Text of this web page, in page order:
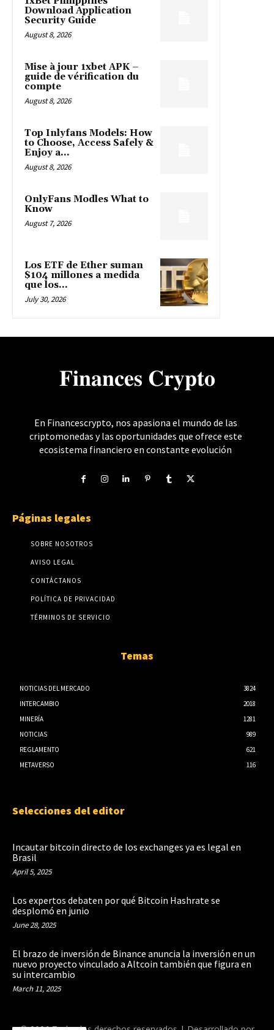
Download Application
Security Guide
August 8, 2026
Mise à jour 1xbet APK –
guide de vérification du
compte
August 8, 2026
Top Inlyfans Models: How
to Choose, Access Safely &
Enjoy a...
August 8, 2026
OnlyFans Modles What to
Know
August 7, 2026
Los ETF de Ether suman
$104 millones a medida
que los...
July 30, 2026
𝐅𝐢𝐧𝐚𝐧𝐜𝐞𝐬 𝐂𝐫𝐲𝐩𝐭𝐨
En Financescrypto, nos apasiona el mundo de las
criptomonedas y las oportunidades que ofrece este
ecosistema financiero en constante evolución
Páginas legales
SOBRE NOSOTROS
AVISO LEGAL
CONTÁCTANOS
POLÍTICA DE PRIVACIDAD
TÉRMINOS DE SERVICIO
Temas
NOTICIAS DEL MERCADO
3824
INTERCAMBIO
2018
MINERÍA
1281
NOTICIAS
989
REGLAMENTO
621
METAVERSO
116
Selecciones del editor
Incautar bitcoin directo de los exchanges ya es legal en
Brasil
April 5, 2025
Los expertos debaten por qué Bitcoin Hashrate se
desplomó en junio
June 28, 2025
El brazo de inversión de Binance anuncia la inversión en un
nuevo proyecto vinculado a Altcoin también que figura en
su intercambio
March 11, 2025